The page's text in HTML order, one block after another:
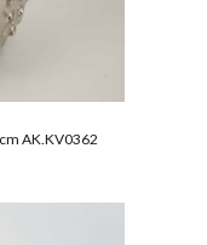
AK.KV0362